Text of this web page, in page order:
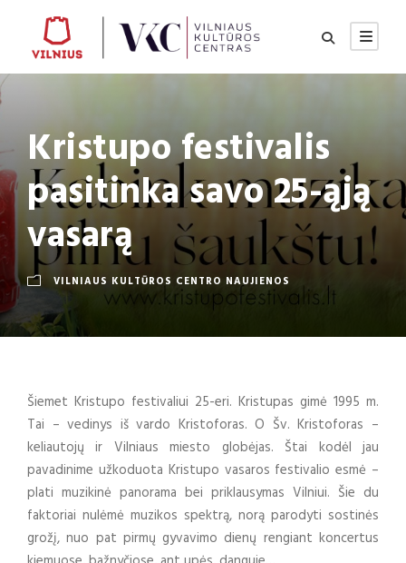
Kristupo festivalis
pasitinka savo 25-ąją
vasarą
VILNIAUS KULTŪROS CENTRO NAUJIENOS
Šiemet Kristupo festivaliui 25-eri. Kristupas gimė 1995 m.
Tai – vedinys iš vardo Kristoforas. O Šv. Kristoforas –
keliautojų ir Vilniaus miesto globėjas. Štai kodėl jau
pavadinime užkoduota Kristupo vasaros festivalio esmė –
plati muzikinė panorama bei priklausymas Vilniui. Šie du
faktoriai nulėmė muzikos spektrą, norą parodyti sostinės
grožį, nuo pat pirmų gyvavimo dienų rengiant koncertus